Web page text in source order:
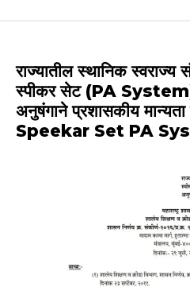
A
p
p
b
o
o
k
ra
m
r
राज्यातील स्थानिक स्वराज्य
स्पीकर सेट (PA System)
अनुषंगाने प्रशासकीय
Speekar Set PA